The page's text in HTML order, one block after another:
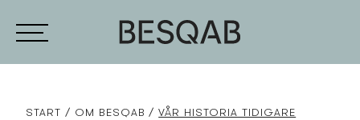
START OM BESQAB
VÅR HISTORIA TIDIGARE